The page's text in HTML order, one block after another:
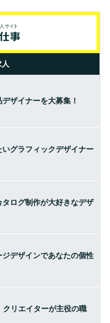
ザイナーを大募集！
グラフィックデザイナー
ログ制作が大好きなデザ
デザインであなたの個性
リエイターが主役の職